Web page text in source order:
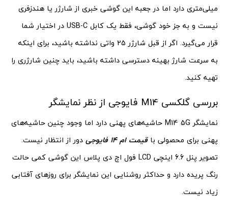
میلی‌متری دارد اما در جعبه این گوشی خبری از شارژر یا هندزفری
نیست و به جز خود گوشی، فقط یک کابل USB-C در اختیار شما
قرار می‌گیرد. اگر از قبل شارژر 25 واتی نداشته باشید، برای اینکه
به سرعت شارژ بهینه دسترسی داشته باشید، باید چنین شارژری را
تهیه کنید.
بررسی گلکسی M14 فایوجی از نظر نمایشگر
نمایشگر M14 5G حاشیه‌های پهنی دارد اما وجود چنین حاشیه‌های
پهنی برای محصولی باقیمت ام 14 فایوجی
دور از انتظار نیست.
تصویر پنل 6.6 اینچی LCD فول اچ دی پلاس این گوشی کمی حالت
رنگ پریده دارد و حداکثر روشنایی این نمایشگر برای روزهای آفتابی
زیاد نیست.